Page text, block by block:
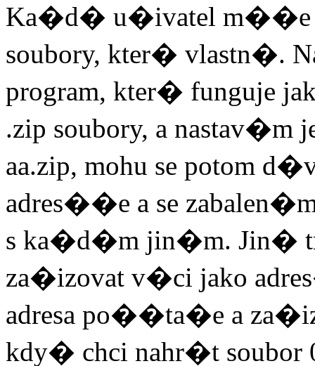
Ka�d� u�ivatel m��e
soubory, kter� vlastn�.
program, kter� funguje
.zip soubory, a nastav�m
aa.zip, mohu se potom
adres��e a se
s ka�d�m jin�m. Jin�
za�izovat v�ci jako
adresa po��ta�e a
kdy� chci nahr�t soubor